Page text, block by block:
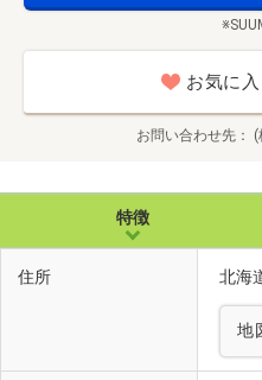
お気に
お問い合わせ先 (
特徴
住所 北海
地